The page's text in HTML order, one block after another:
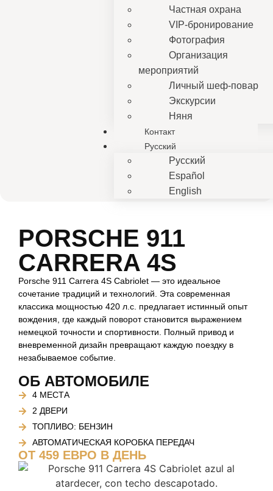
Частная охрана
VIP-бронирование
Фотография
Организация
мероприятий
Личный шеф-повар
Экскурсии
Няня
Контакт
Русский
Русский
Español
English
PORSCHE 911
CARRERA 4S
Porsche 911 Carrera 4S Cabriolet — это идеальное
сочетание традиций и технологий. Эта современная
классика мощностью 420 л.с. предлагает истинный опыт
вождения, где каждый поворот становится выражением
немецкой точности и спортивности. Полный привод и
вневременной дизайн превращают каждую поездку в
незабываемое событие.
ОБ АВТОМОБИЛЕ
4 МЕСТА
2 ДВЕРИ
ТОПЛИВО: БЕНЗИН
АВТОМАТИЧЕСКАЯ КОРОБКА ПЕРЕДАЧ
ОТ 459 ЕВРО В ДЕНЬ